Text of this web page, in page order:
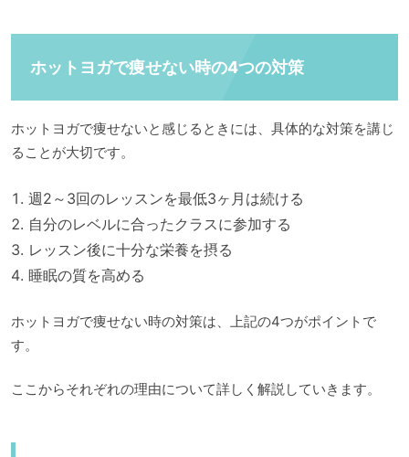
ホットヨガで痩せない時の4つの対策
ホットヨガで痩せないと感じるときには、具体的な対策を講じ
ることが大切です。
週2～3回のレッスンを最低3ヶ月は続ける
自分のレベルに合ったクラスに参加する
レッスン後に十分な栄養を摂る
睡眠の質を高める
ホットヨガで痩せない時の対策は、上記の4つがポイントで
す。
ここからそれぞれの理由について詳しく解説していきます。